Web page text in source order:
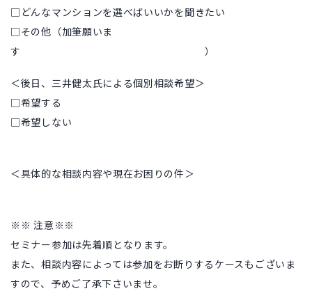
□どんなマンションを選べばいいかを聞きたい
□その他（加筆願いま
す ）
＜後日、三井健太氏による個別相談希望＞
□希望する
□希望しない
＜具体的な相談内容や現在お困りの件＞
※※ 注意※※
セミナー参加は先着順となります。
また、相談内容によっては参加をお断りするケースもございま
すので、予めご了承下さいませ。